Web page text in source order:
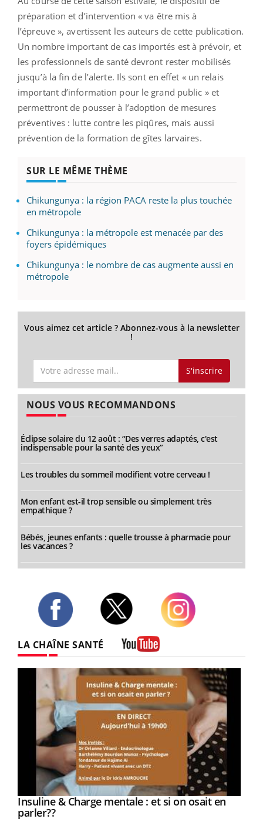
préparation et d’intervention « va être mis à
l’épreuve », avertissent les auteurs de cette publication.
Un nombre important de cas importés est à prévoir, et
les professionnels de santé devront rester mobilisés
jusqu’à la fin de l’alerte. Ils sont en effet « un relais
important d’information pour le grand public » et
permettront de pousser à l’adoption de mesures
préventives : lutte contre les piqûres, mais aussi
prévention de la formation de gîtes larvaires.
SUR LE MÊME THÈME
Chikungunya : la région PACA reste la plus touchée
en métropole
Chikungunya : la métropole est menacée par des
foyers épidémiques
Chikungunya : le nombre de cas augmente aussi en
métropole
Vous aimez cet article ? Abonnez-vous à la newsletter
!
S'inscrire
NOUS VOUS RECOMMANDONS
Éclipse solaire du 12 août : “Des verres adaptés, c'est
indispensable pour la santé des yeux”
Les troubles du sommeil modifient votre cerveau !
Mon enfant est-il trop sensible ou simplement très
empathique ?
Bébés, jeunes enfants : quelle trousse à pharmacie pour
les vacances ?
LA CHAÎNE SANTÉ
Youtube
Insuline & Charge mentale : et si on osait en
parler??Youtube